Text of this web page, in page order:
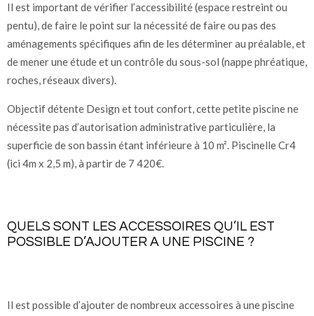
Il est important de vérifier l’accessibilité (espace restreint ou
pentu), de faire le point sur la nécessité de faire ou pas des
aménagements spécifiques afin de les déterminer au préalable, et
de mener une étude et un contrôle du sous-sol (nappe phréatique,
roches, réseaux divers).
Objectif détente Design et tout confort, cette petite piscine ne
nécessite pas d’autorisation administrative particulière, la
superficie de son bassin étant inférieure à 10 m². Piscinelle Cr4
(ici 4m x 2,5 m), à partir de 7 420€.
QUELS SONT LES ACCESSOIRES QU’IL EST
POSSIBLE D’AJOUTER A UNE PISCINE ?
Il est possible d’ajouter de nombreux accessoires à une piscine